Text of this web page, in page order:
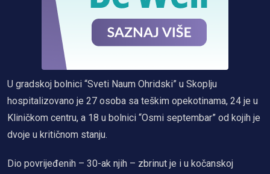
U gradskoj bolnici “Sveti Naum Ohridski” u Skoplju
hospitalizovano je 27 osoba sa teškim opekotinama, 24 je u
Kliničkom centru, a 18 u bolnici “Osmi septembar” od kojih je
dvoje u kritičnom stanju.
Dio povrijeđenih – 30-ak njih – zbrinut je i u kočanskoj